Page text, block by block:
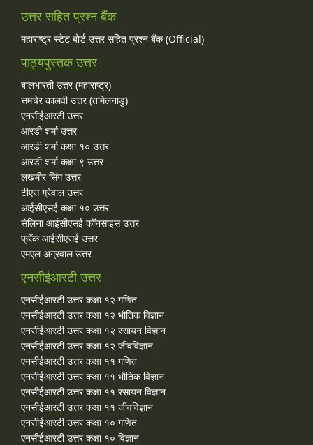
उत्तर सहित प्रश्न बैंक
महाराष्ट्र स्टेट बोर्ड उत्तर सहित प्रश्न बैंक (Official)
पाठ्यपुस्तक उत्तर
बालभारती उत्तर (महाराष्ट्र)
समचेर कालवी उत्तर (तमिलनाडु)
एनसीईआरटी उत्तर
आरडी शर्मा उत्तर
आरडी शर्मा कक्षा १० उत्तर
आरडी शर्मा कक्षा ९ उत्तर
लखमीर सिंग उत्तर
टीएस ग्रेवाल उत्तर
आईसीएसई कक्षा १० उत्तर
सेलिना आईसीएसई कॉनसाइस उत्तर
फ्रँक आईसीएसई उत्तर
एमएल अग्रवाल उत्तर
एनसीईआरटी उत्तर
एनसीईआरटी उत्तर कक्षा १२ गणित
एनसीईआरटी उत्तर कक्षा १२ भौतिक विज्ञान
एनसीईआरटी उत्तर कक्षा १२ रसायन विज्ञान
एनसीईआरटी उत्तर कक्षा १२ जीवविज्ञान
एनसीईआरटी उत्तर कक्षा ११ गणित
एनसीईआरटी उत्तर कक्षा ११ भौतिक विज्ञान
एनसीईआरटी उत्तर कक्षा ११ रसायन विज्ञान
एनसीईआरटी उत्तर कक्षा ११ जीवविज्ञान
एनसीईआरटी उत्तर कक्षा १० गणित
एनसीईआरटी उत्तर कक्षा १० विज्ञान